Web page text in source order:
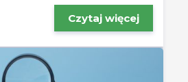
Czytaj więcej